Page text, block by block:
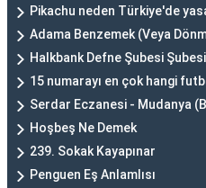
Pikachu neden Türkiye'de
Adama Benzemek (Veya
Halkbank Defne Şubesi Şubesi
15 numarayı en çok hangi
Serdar Eczanesi - Mudanya
Hoşbeş Ne Demek
239. Sokak Kayapınar
Penguen Eş Anlamlısı